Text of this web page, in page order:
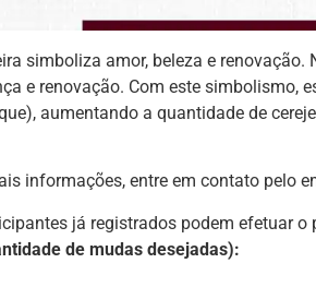
simboliza amor, beleza e
e renovação. Com este simbolismo,
aumentando a quantidade de
informações, entre em contato pelo
já registrados podem efetuar
de mudas desejadas):